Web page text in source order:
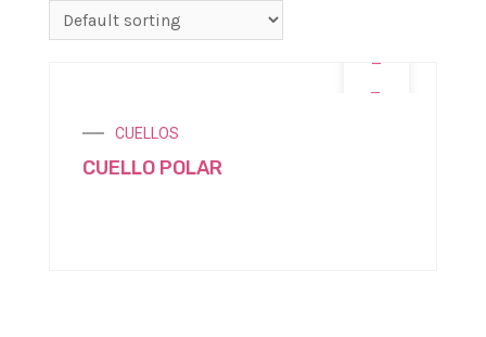
OFERTA
CUELLOS
CUELLO POLAR